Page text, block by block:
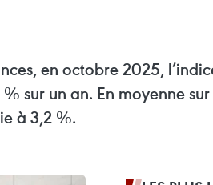
en octobre 2025,
sur un an. En moyenne
à 3,2 %.